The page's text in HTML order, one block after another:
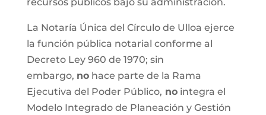
La Notaría Única del Círculo de Ulloa ejerce
la función pública notarial conforme al
Decreto Ley 960 de 1970; sin
embargo, no hace parte de la Rama
Ejecutiva del Poder Público, no integra el
Modelo Integrado de Planeación y Gestión